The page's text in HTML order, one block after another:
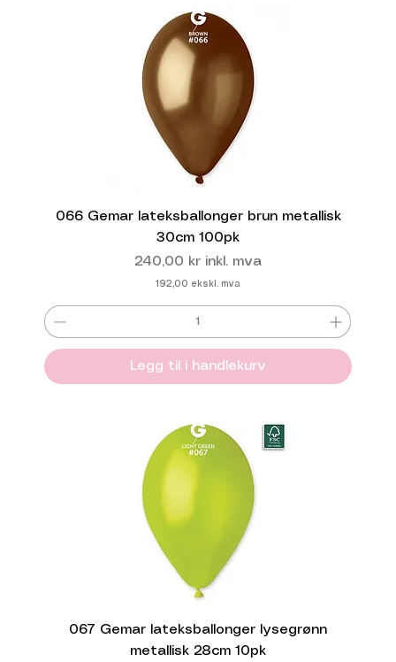
066 Gemar lateksballonger brun metallisk
30cm 100pk
Pris
240,00 kr inkl. mva
192,00 ekskl. mva
Legg til i handlekurv
067 Gemar lateksballonger lysegrønn
metallisk 28cm 10pk